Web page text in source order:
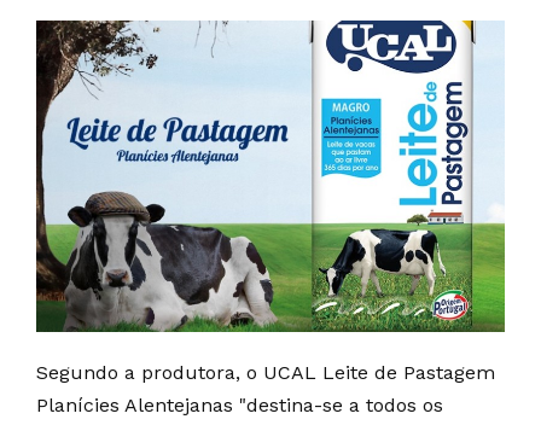
Segundo a produtora, o UCAL Leite de Pastagem
Planícies Alentejanas "destina-se a todos os